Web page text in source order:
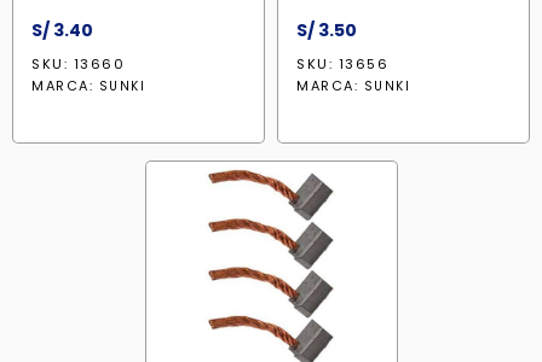
S/ 3.40
SKU: 13660
MARCA: SUNKI
S/ 3.50
SKU: 13656
MARCA: SUNKI